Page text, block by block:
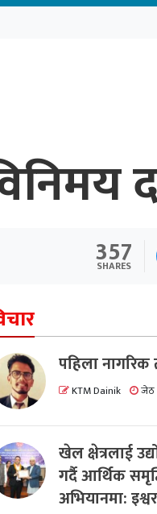
357
SHARES
पहिला नागरिक
KTM Dainik जेठ
खेल क्षेत्रलाई
गर्दै आर्थिक
अभियानमा: